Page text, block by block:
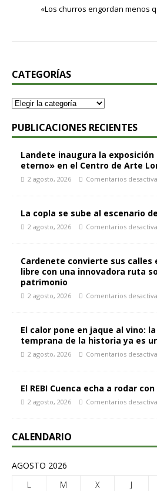
«Los churros engordan menos
CATEGORÍAS
PUBLICACIONES RECIENTES
Landete inaugura la
eterno» en el Centro de Arte
2 agosto, 2026 Comentarios
La copla se sube al escenario
2 agosto, 2026 Comentarios
Cardenete convierte sus calles
libre con una innovadora ruta
patrimonio
2 agosto, 2026 Comentarios
El calor pone en jaque al vino:
temprana de la historia ya es
2 agosto, 2026 Comentarios
El REBI Cuenca echa a rodar
2 agosto, 2026 Comentarios
CALENDARIO
AGOSTO 2026
L
M X J